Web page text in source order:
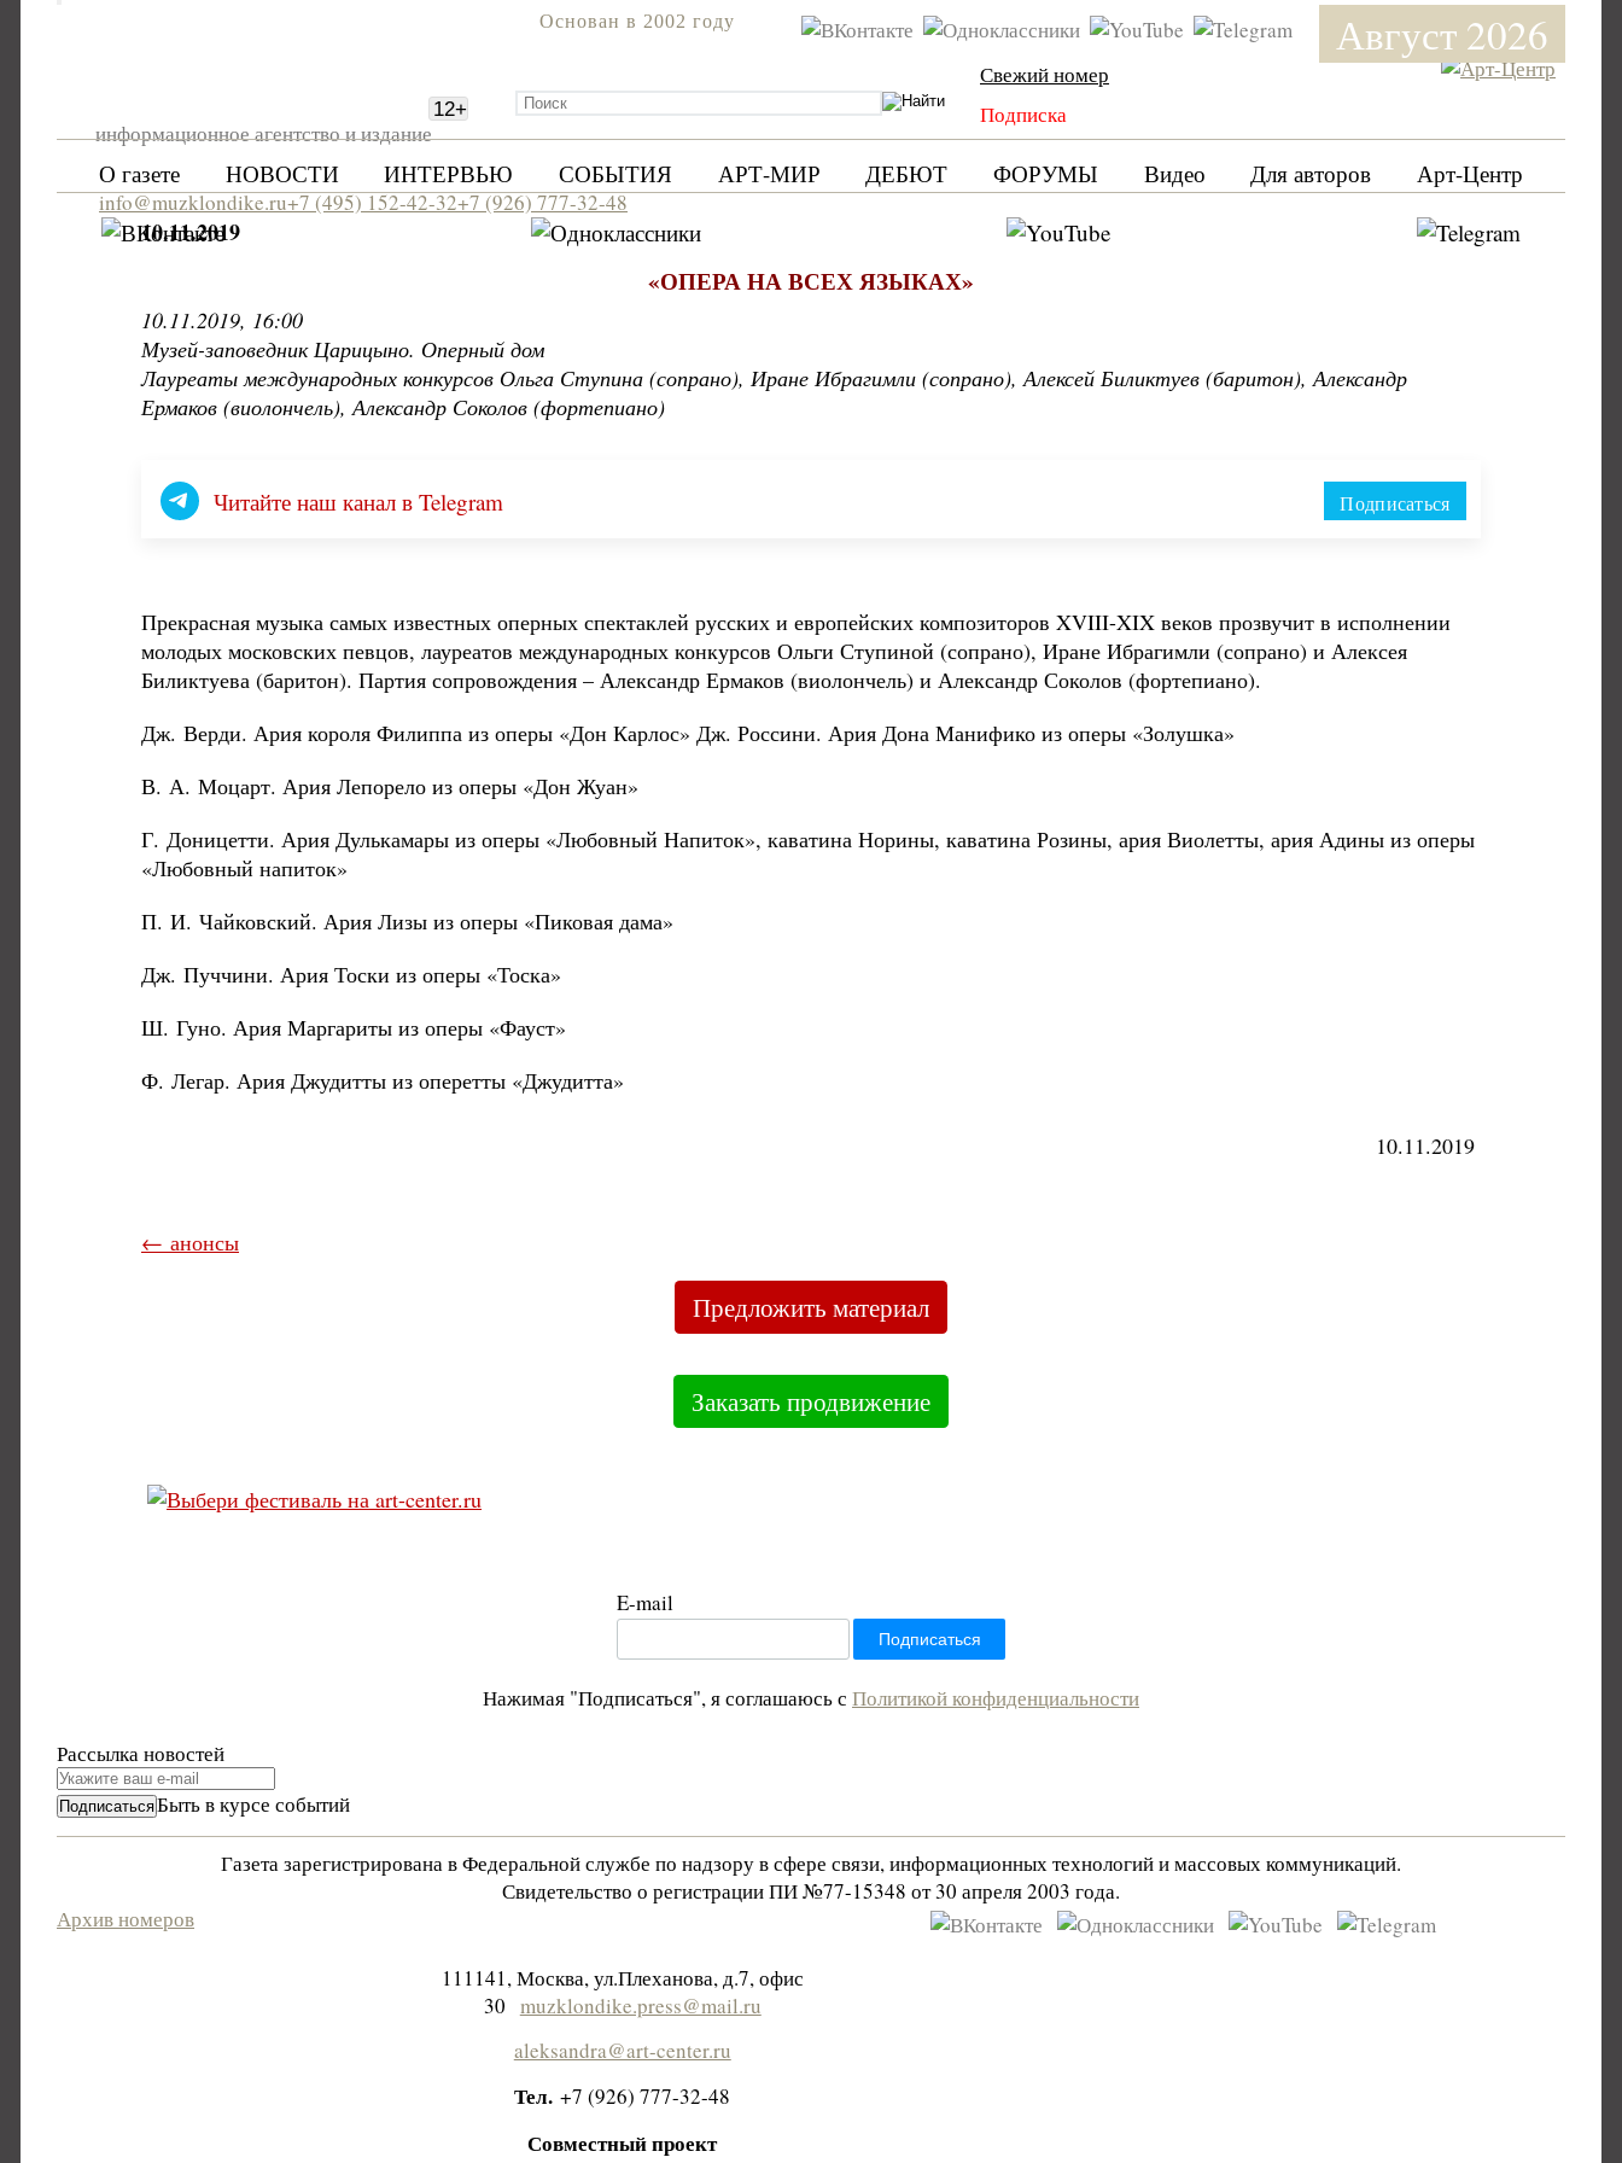
Август 2026
информационное агентство и издание
12+
Основан в 2002 году
Свежий номер
Подписка
О газете НОВОСТИ ИНТЕРВЬЮ СОБЫТИЯ АРТ-МИР ДЕБЮТ ФОРУМЫ Видео Для авторов Арт-Центр
info@muzklondike.ru+7 (495) 152-42-32+7 (926) 777-32-48
10.11.2019
«ОПЕРА НА ВСЕХ ЯЗЫКАХ»
10.11.2019, 16:00
Музей-заповедник Царицыно. Оперный дом
Лауреаты международных конкурсов Ольга Ступина (сопрано), Иране Ибрагимли (сопрано), Алексей Биликтуев (баритон), Александр
Ермаков (виолончель), Александр Соколов (фортепиано)
Читайте наш канал в Telegram Подписаться
Прекрасная музыка самых известных оперных спектаклей русских и европейских композиторов XVIII-XIX веков прозвучит в исполнении
молодых московских певцов, лауреатов международных конкурсов Ольги Ступиной (сопрано), Иране Ибрагимли (сопрано) и Алексея
Биликтуева (баритон). Партия сопровождения – Александр Ермаков (виолончель) и Александр Соколов (фортепиано).
Дж. Верди. Ария короля Филиппа из оперы «Дон Карлос» Дж. Россини. Ария Дона Манифико из оперы «Золушка»
В. А. Моцарт. Ария Лепорело из оперы «Дон Жуан»
Г. Доницетти. Ария Дулькамары из оперы «Любовный Напиток», каватина Норины, каватина Розины, ария Виолетты, ария Адины из оперы
«Любовный напиток»
П. И. Чайковский. Ария Лизы из оперы «Пиковая дама»
Дж. Пуччини. Ария Тоски из оперы «Тоска»
Ш. Гуно. Ария Маргариты из оперы «Фауст»
Ф. Легар. Ария Джудитты из оперетты «Джудитта»
10.11.2019
← анонсы
Предложить материал
Заказать продвижение
E-mail
Нажимая "Подписаться", я соглашаюсь с Политикой конфиденциальности
Рассылка новостей
Быть в курсе событий
Газета зарегистрирована в Федеральной службе по надзору в сфере связи, информационных технологий и массовых коммуникаций.
Свидетельство о регистрации ПИ №77-15348 от 30 апреля 2003 года.
Архив номеров
111141, Москва, ул.Плеханова, д.7, офис
30 muzklondike.press@mail.ru
aleksandra@art-center.ru
Тел.+7 (926) 777-32-48
Совместный проект